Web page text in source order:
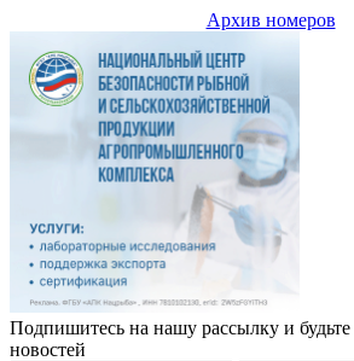
Архив номеров
Подпишитесь на нашу рассылку и будьте
новостей